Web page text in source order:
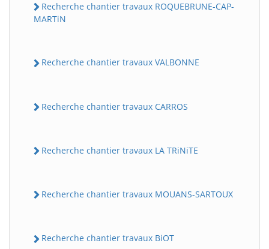
Recherche chantier travaux ROQUEBRUNE-CAP-
MARTiN
Recherche chantier travaux VALBONNE
Recherche chantier travaux CARROS
Recherche chantier travaux LA TRiNiTE
Recherche chantier travaux MOUANS-SARTOUX
Recherche chantier travaux BiOT